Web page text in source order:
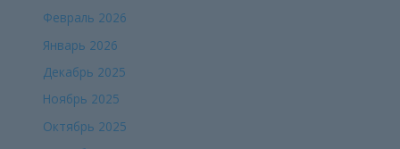
Февраль 2026
Январь 2026
Декабрь 2025
Ноябрь 2025
Октябрь 2025